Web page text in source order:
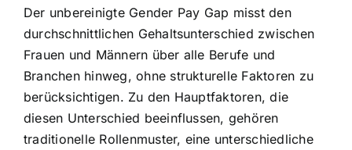
Der unbereinigte Gender Pay Gap misst den
durchschnittlichen Gehaltsunterschied zwischen
Frauen und Männern über alle Berufe und
Branchen hinweg, ohne strukturelle Faktoren zu
berücksichtigen. Zu den Hauptfaktoren, die
diesen Unterschied beeinflussen, gehören
traditionelle Rollenmuster, eine unterschiedliche